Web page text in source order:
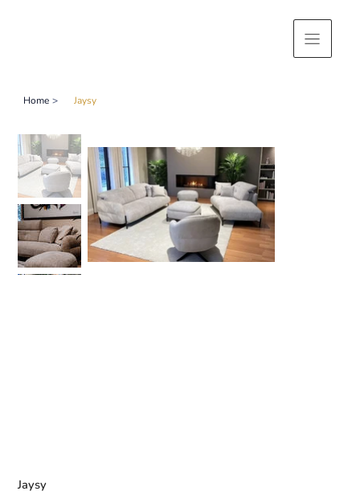
Home > Jaysy
Jaysy